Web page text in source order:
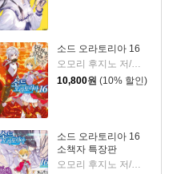
소드 오라토리아 16
오모리 후지노 저/하이무라 키요타카 그림/김민재 역
10,800원 (10% 할인)
소드 오라토리아 16
소책자 특장판